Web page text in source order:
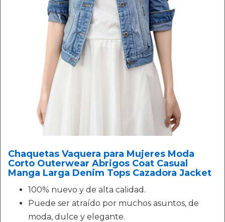
Chaquetas Vaquera para Mujeres Moda
Corto Outerwear Abrigos Coat Casual
Manga Larga Denim Tops Cazadora Jacket
100% nuevo y de alta calidad.
Puede ser atraído por muchos asuntos, de
moda, dulce y elegante.